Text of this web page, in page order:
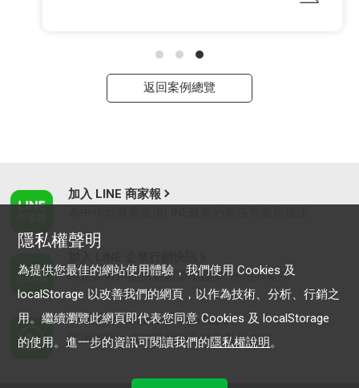
返回案例總覽
加入 LINE 商家報
為企業客戶提供最新市場趨勢, 應用與案例
LINE Biz-Solutions YouTube
實用教學、成功案例等多樣化影音內容
隱私權聲明
為提供您最佳的網站使用體驗，我們使用 Cookies 及
localStorage 以改善我們的網頁，以作為技術、分析、行銷之
用。繼續瀏覽此網頁即代表您同意 Cookies 及 localStorage
的使用。進一步的資訊可閱讀我們的隱私權說明。